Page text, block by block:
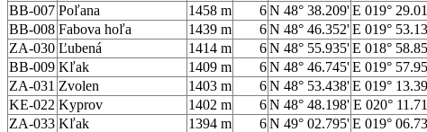
BB-007 Poľana 1458 m 6N 48° 38.209'E 019°
BB-008 Fabova hoľa 1439 m 6N 48° 46.352'E 019°
ZA-030 Ľubená 1414 m 6N 48° 55.935'E 018°
BB-009 Kľak 1409 m 6N 48° 46.745'E 019°
ZA-031 Zvolen 1403 m 6N 48° 53.438'E 019°
KE-022 Kyprov 1402 m 6N 48° 48.198' E 020°
ZA-033 Kľak 1394 m 6N 49° 02.795'E 019°